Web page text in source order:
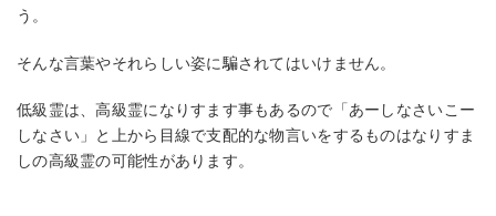
う。
そんな言葉やそれらしい姿に騙されてはいけません。
低級霊は、高級霊になりすます事もあるので「あーしなさいこー
しなさい」と上から目線で支配的な物言いをするものはなりすま
しの高級霊の可能性があります。